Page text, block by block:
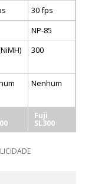
30 fps
NP-85
300
Nenhum
Fuji
SL300